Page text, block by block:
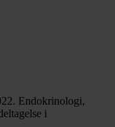
Endokrinologi,
i